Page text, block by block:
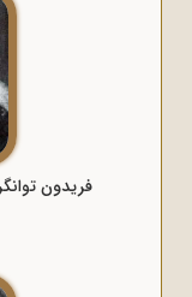
فریدون